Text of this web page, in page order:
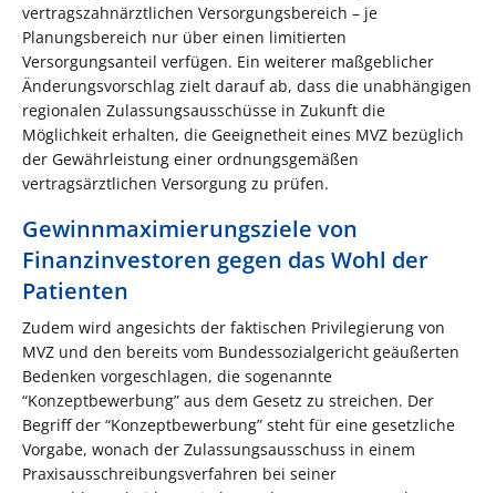
vertragszahnärztlichen Versorgungsbereich – je
Planungsbereich nur über einen limitierten
Versorgungsanteil verfügen. Ein weiterer maßgeblicher
Änderungsvorschlag zielt darauf ab, dass die unabhängigen
regionalen Zulassungsausschüsse in Zukunft die
Möglichkeit erhalten, die Geeignetheit eines MVZ bezüglich
der Gewährleistung einer ordnungsgemäßen
vertragsärztlichen Versorgung zu prüfen.
Gewinnmaximierungsziele von
Finanzinvestoren gegen das Wohl der
Patienten
Zudem wird angesichts der faktischen Privilegierung von
MVZ und den bereits vom Bundessozialgericht geäußerten
Bedenken vorgeschlagen, die sogenannte
“Konzeptbewerbung” aus dem Gesetz zu streichen. Der
Begriff der “Konzeptbewerbung” steht für eine gesetzliche
Vorgabe, wonach der Zulassungsausschuss in einem
Praxisausschreibungsverfahren bei seiner